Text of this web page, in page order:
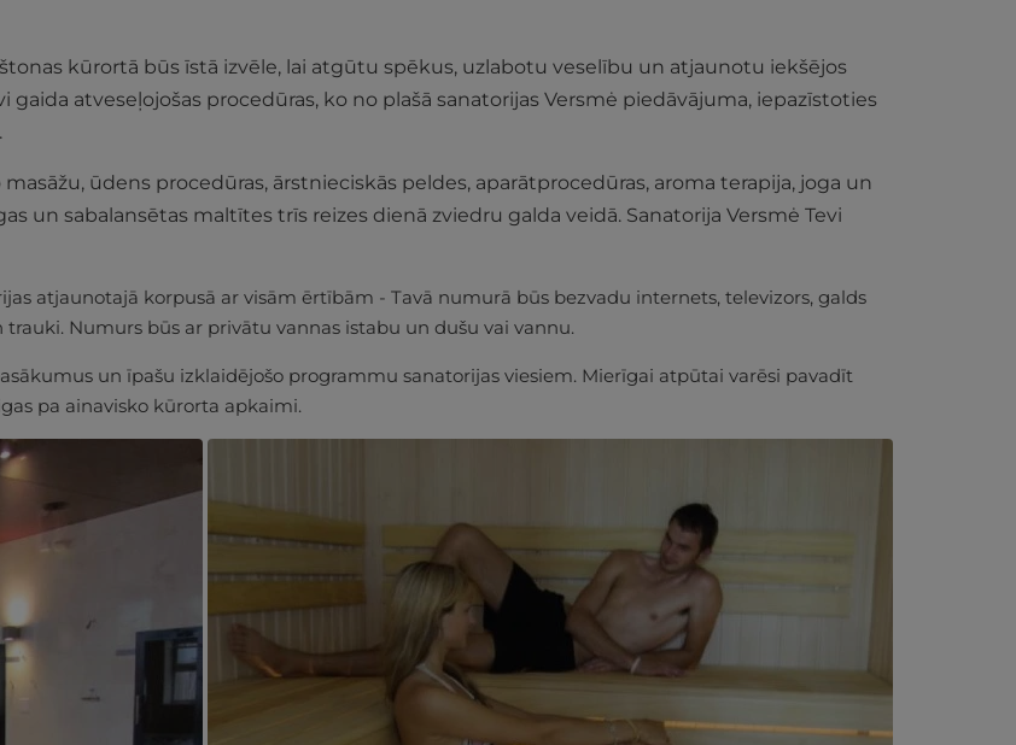
kūrortā būs īstā izvēle, lai atgūtu spēkus, uzlabotu veselību un atjaunotu iekšējos
atveseļojošas procedūras, ko no plašā sanatorijas Versmė piedāvājuma, iepazīstoties
ūdens procedūras, ārstnieciskās peldes, aparātprocedūras, aroma terapija, joga un
un sabalansētas maltītes trīs reizes dienā zviedru galda veidā. Sanatorija Versmė Tevi
atjaunotajā korpusā ar visām ērtībām - Tavā numurā būs bezvadu internets, televizors, galds
Numurs būs ar privātu vannas istabu un dušu vai vannu.
un īpašu izklaidējošo programmu sanatorijas viesiem. Mierīgai atpūtai varēsi pavadīt
pa ainavisko kūrorta apkaimi.